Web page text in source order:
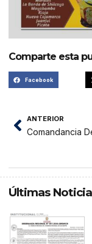
Comparte esta
Facebook
ANTERIOR
Últimas